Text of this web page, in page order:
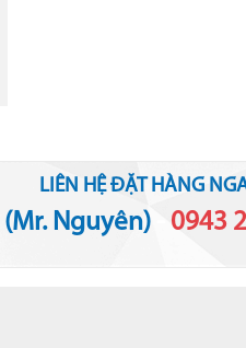
LIÊN HỆ ĐẶT HÀNG
(Mr. Nguyên)- 0943